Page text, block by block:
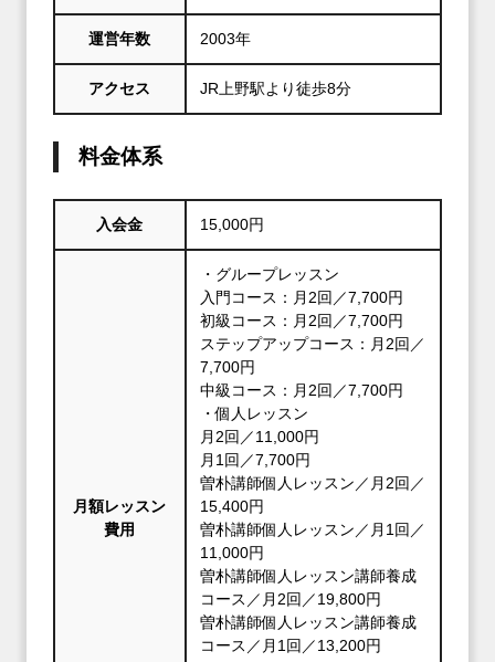
運営年数 2003年
アクセス JR上野駅より徒歩8分
料金体系
入会金 15,000円
月額レッスン
費用
・グループレッスン
入門コース：月2回／7,700円
初級コース：月2回／7,700円
ステップアップコース：月2回／
7,700円
中級コース：月2回／7,700円
・個人レッスン
月2回／11,000円
月1回／7,700円
曽朴講師個人レッスン／月2回／
15,400円
曽朴講師個人レッスン／月1回／
11,000円
曽朴講師個人レッスン講師養成
コース／月2回／19,800円
曽朴講師個人レッスン講師養成
コース／月1回／13,200円